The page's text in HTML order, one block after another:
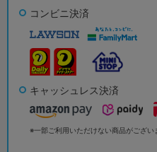
コンビニ決済
キャッシュレス決済
※一部ご利用いただけない商品がござい